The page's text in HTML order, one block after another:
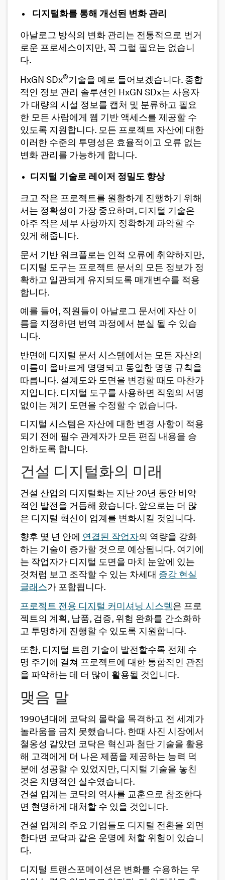
디지털화를 통해 개선된 변화 관리
아날로그 방식의 변화 관리는 전통적으로 번거
로운 프로세스이지만, 꼭 그럴 필요는 없습니
다.
HxGN SDx®기술을 예로 들어보겠습니다. 종합
적인 정보 관리 솔루션인 HxGN SDx는 사용자
가 대량의 시설 정보를 캡처 및 분류하고 필요
한 모든 사람에게 웹 기반 액세스를 제공할 수
있도록 지원합니다. 모든 프로젝트 자산에 대한
이러한 수준의 투명성은 효율적이고 오류 없는
변화 관리를 가능하게 합니다.
디지털 기술로 레이저 정밀도 향상
크고 작은 프로젝트를 원활하게 진행하기 위해
서는 정확성이 가장 중요하며, 디지털 기술은
아주 작은 세부 사항까지 정확하게 파악할 수
있게 해줍니다.
문서 기반 워크플로는 인적 오류에 취약하지만,
디지털 도구는 프로젝트 문서의 모든 정보가 정
확하고 일관되게 유지되도록 매개변수를 적용
합니다.
예를 들어, 직원들이 아날로그 문서에 자산 이
름을 지정하면 번역 과정에서 분실 될 수 있습
니다.
반면에 디지털 문서 시스템에서는 모든 자산의
이름이 올바르게 명명되고 동일한 명명 규칙을
따릅니다. 설계도와 도면을 변경할 때도 마찬가
지입니다. 디지털 도구를 사용하면 직원의 서명
없이는 계기 도면을 수정할 수 없습니다.
디지털 시스템은 자산에 대한 변경 사항이 적용
되기 전에 필수 관계자가 모든 편집 내용을 승
인하도록 합니다.
건설 디지털화의 미래
건설 산업의 디지털화는 지난 20년 동안 비약
적인 발전을 거듭해 왔습니다. 앞으로는 더 많
은 디지털 혁신이 업계를 변화시킬 것입니다.
향후 몇 년 안에 연결된 작업자의 역량을 강화
하는 기술이 증가할 것으로 예상됩니다. 여기에
는 작업자가 디지털 도면을 마치 눈앞에 있는
것처럼 보고 조작할 수 있는 차세대 증강 현실
글래스가 포함됩니다.
프로젝트 전용 디지털 커미셔닝 시스템은 프로
젝트의 계획, 납품, 검증, 위험 완화를 간소화하
고 투명하게 진행할 수 있도록 지원합니다.
또한, 디지털 트윈 기술이 발전할수록 전체 수
명 주기에 걸쳐 프로젝트에 대한 통합적인 관점
을 파악하는 데 더 많이 활용될 것입니다.
맺음 말
1990년대에 코닥의 몰락을 목격하고 전 세계가
놀라움을 금치 못했습니다. 한때 사진 시장에서
철옹성 같았던 코닥은 혁신과 첨단 기술을 활용
해 고객에게 더 나은 제품을 제공하는 능력 덕
분에 성공할 수 있었지만, 디지털 기술을 놓친
것은 치명적인 실수였습니다.
건설 업계는 코닥의 역사를 교훈으로 참조한다
면 현명하게 대처할 수 있을 것입니다.
건설 업계의 주요 기업들도 디지털 전환을 외면
한다면 코닥과 같은 운명에 처할 위험이 있습니
다.
디지털 트랜스포메이션은 변화를 수용하는 우